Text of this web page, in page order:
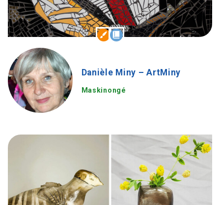
Danièle Miny – ArtMiny
Maskinongé